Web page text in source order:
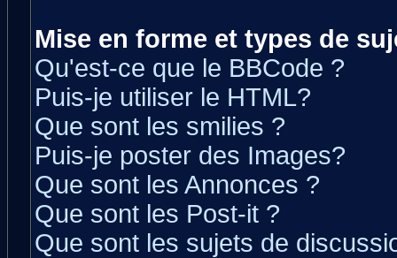
Mise en forme et types de
Qu'est-ce que le BBCode ?
Puis-je utiliser le HTML?
Que sont les smilies ?
Puis-je poster des Images?
Que sont les Annonces ?
Que sont les Post-it ?
Que sont les sujets de